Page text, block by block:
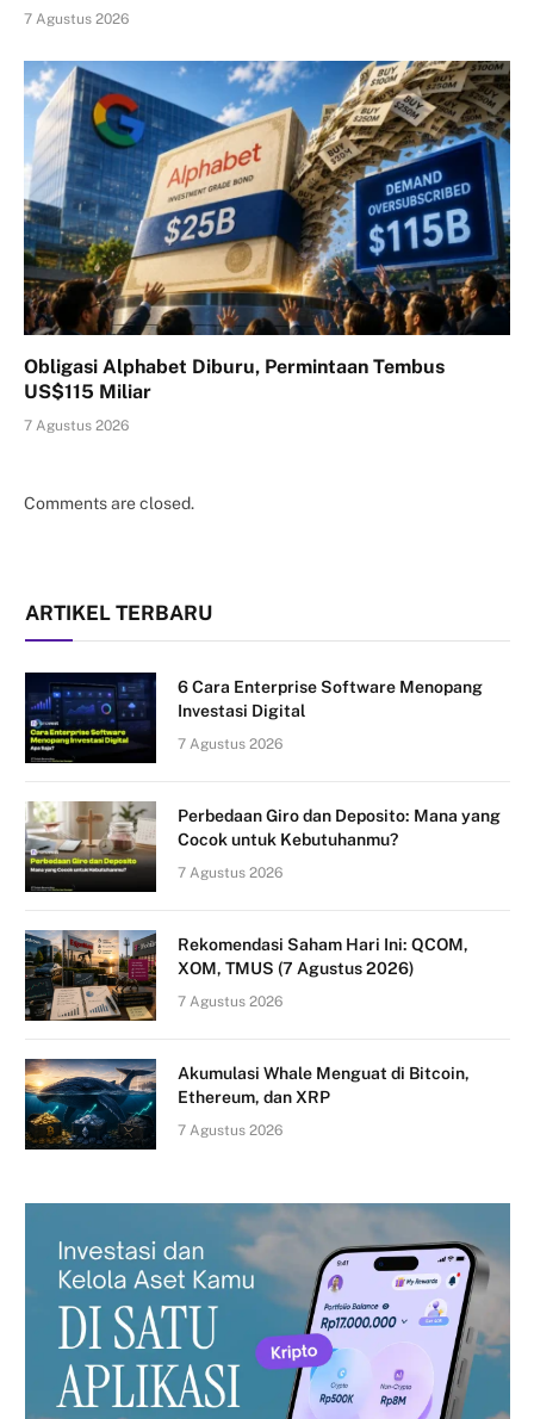
7 Agustus 2026
Obligasi Alphabet Diburu, Permintaan Tembus
US$115 Miliar
7 Agustus 2026
Comments are closed.
ARTIKEL TERBARU
6 Cara Enterprise Software Menopang
Investasi Digital
7 Agustus 2026
Perbedaan Giro dan Deposito: Mana yang
Cocok untuk Kebutuhanmu?
7 Agustus 2026
Rekomendasi Saham Hari Ini: QCOM,
XOM, TMUS (7 Agustus 2026)
7 Agustus 2026
Akumulasi Whale Menguat di Bitcoin,
Ethereum, dan XRP
7 Agustus 2026